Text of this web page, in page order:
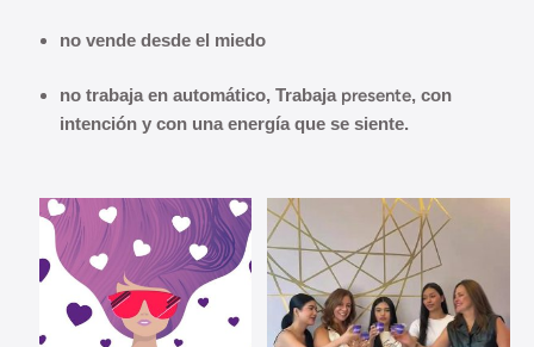
no vende desde el miedo
no trabaja en automático, Trabaja presente, con
intención y con una energía que se siente.